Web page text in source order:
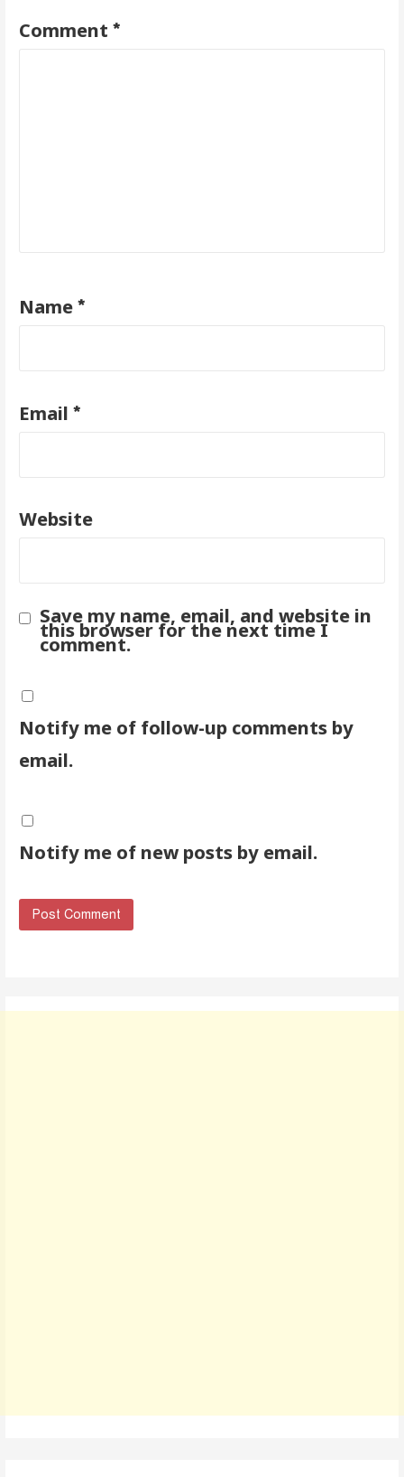
Comment *
Name *
Email *
Website
Save my name, email, and website in
this browser for the next time I
comment.
Notify me of follow-up comments by
email.
Notify me of new posts by email.